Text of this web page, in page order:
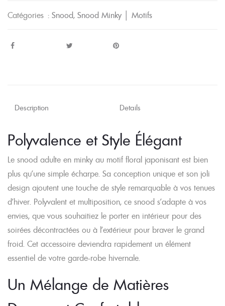
japonaises
Catégories : Snood, Snood Minky │ Motifs
Description Details
Polyvalence et Style Élégant
Le snood adulte en minky au motif floral japonisant est bien
plus qu’une simple écharpe. Sa conception unique et son joli
design ajoutent une touche de style remarquable à vos tenues
d’hiver. Polyvalent et multiposition, ce snood s’adapte à vos
envies, que vous souhaitiez le porter en intérieur pour des
soirées décontractées ou à l’extérieur pour braver le grand
froid. Cet accessoire deviendra rapidement un élément
essentiel de votre garde-robe hivernale.
Un Mélange de Matières